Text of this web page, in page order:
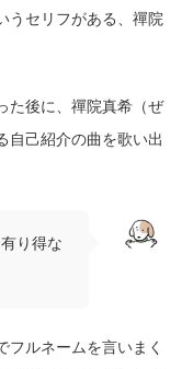
うセリフがある、禪院
た後に、禪院真希（ぜ
自己紹介の曲を歌い出
り得な
フルネームを言いまく